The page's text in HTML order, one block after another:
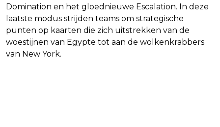
Domination en het gloednieuwe Escalation. In deze
laatste modus strijden teams om strategische
punten op kaarten die zich uitstrekken van de
woestijnen van Egypte tot aan de wolkenkrabbers
van New York.